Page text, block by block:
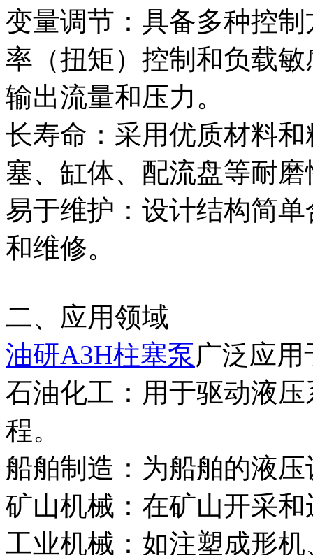
变量调节‌：具备多种控
率（扭矩）控制和负载
输出流量和压力。
长寿命‌：采用优质材料
塞、缸体、配流盘等耐
易于维护‌：设计结构简
和维修。
二、应用领域
油研A3H柱塞泵广泛应
石油化工‌：用于驱动液
程。
船舶制造‌：为船舶的液
矿山机械‌：在矿山开采
工业机械‌：如注塑成形